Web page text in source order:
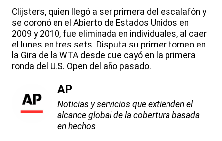
Clijsters, quien llegó a ser primera del escalafón y
se coronó en el Abierto de Estados Unidos en
2009 y 2010, fue eliminada en individuales, al caer
el lunes en tres sets. Disputa su primer torneo en
la Gira de la WTA desde que cayó en la primera
ronda del U.S. Open del año pasado.
AP
Noticias y servicios que extienden el
alcance global de la cobertura basada
en hechos